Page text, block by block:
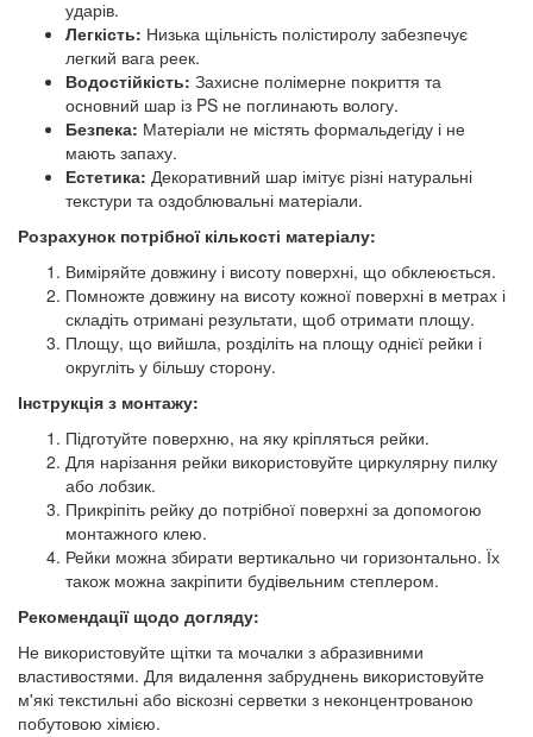
ударів.
Легкість: Низька щільність полістиролу забезпечує
легкий вага реек.
Водостійкість: Захисне полімерне покриття та
основний шар із PS не поглинають вологу.
Безпека: Матеріали не містять формальдегіду і не
мають запаху.
Естетика: Декоративний шар імітує різні натуральні
текстури та оздоблювальні матеріали.
Розрахунок потрібної кількості матеріалу:
Виміряйте довжину і висоту поверхні, що обклеюється.
Помножте довжину на висоту кожної поверхні в метрах і
складіть отримані результати, щоб отримати площу.
Площу, що вийшла, розділіть на площу однієї рейки і
округліть у більшу сторону.
Інструкція з монтажу:
Підготуйте поверхню, на яку кріпляться рейки.
Для нарізання рейки використовуйте циркулярну пилку
або лобзик.
Прикріпіть рейку до потрібної поверхні за допомогою
монтажного клею.
Рейки можна збирати вертикально чи горизонтально. Їх
також можна закріпити будівельним степлером.
Рекомендації щодо догляду:
Не використовуйте щітки та мочалки з абразивними
властивостями. Для видалення забруднень використовуйте
м'які текстильні або віскозні серветки з неконцентрованою
побутовою хімією.